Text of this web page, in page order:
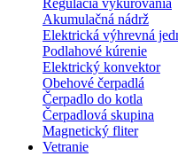
Regulácia vykurovania
Akumulačná nádrž
Elektrická výhrevná
Podlahové kúrenie
Elektrický konvektor
Obehové čerpadlá
Čerpadlo do kotla
Čerpadlová skupina
Magnetický fliter
Vetranie